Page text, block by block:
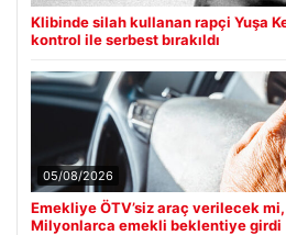
Klibinde silah kullanan rapçi Yuşa
kontrol ile serbest bırakıldı
05/08/2026
Emekliye ÖTV’siz araç verilecek mi,
Milyonlarca emekli beklentiye girdi